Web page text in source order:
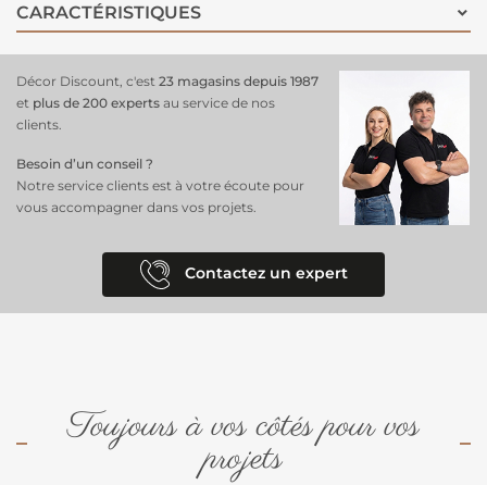
CARACTÉRISTIQUES
Décor Discount, c'est 23 magasins depuis 1987
et plus de 200 experts au service de nos
clients.
Besoin d’un conseil ?
Notre service clients est à votre écoute pour
vous accompagner dans vos projets.
Contactez un expert
Toujours à vos côtés pour vos
projets